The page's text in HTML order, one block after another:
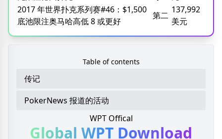
2017 年世界扑克系列赛#46：$1,500
底池限注奥马哈高低 8 或更好
第二
137,992
美元
Table of contents
传记
PokerNews 报道的活动
WPT Offical
Global WPT Download